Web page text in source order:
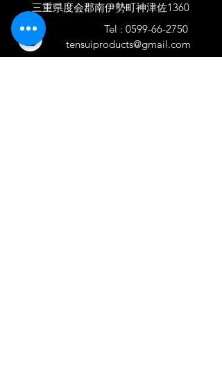
三重県度会郡南伊勢町神津佐1360
Tel : 0599-66-2750
tensuiproducts@gmail.com